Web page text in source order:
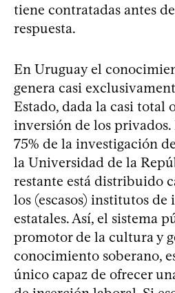
tiene contratadas antes
respuesta.
En Uruguay el
genera casi
Estado, dada la casi total
inversión de los privados.
75% de la investigación
la Universidad de la
restante está distribuido
los (escasos) institutos de
estatales. Así, el sistema
promotor de la cultura y
conocimiento soberano,
único capaz de ofrecer